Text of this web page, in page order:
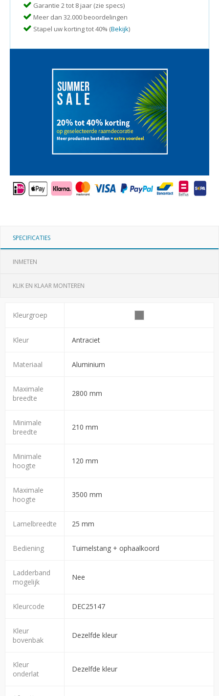
Garantie 2 tot 8 jaar (zie specs)
Meer dan 32.000 beoordelingen
Stapel uw korting tot 40% (Bekijk)
SPECIFICATIES
INMETEN
KLIK EN KLAAR MONTEREN
Kleurgroep
Kleur Antraciet
Materiaal Aluminium
Maximale
breedte
2800 mm
Minimale
breedte
210 mm
Minimale
hoogte
120 mm
Maximale
hoogte
3500 mm
Lamelbreedte 25 mm
Bediening Tuimelstang + ophaalkoord
Ladderband
mogelijk
Nee
Kleurcode DEC25147
Kleur
bovenbak
Dezelfde kleur
Kleur
onderlat
Dezelfde kleur